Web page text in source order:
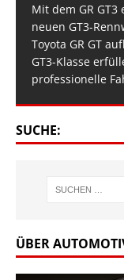
Mit dem GR GT3
neuen GT3-
Toyota GR GT
GT3-Klasse
professionelle
SUCHE:
ÜBER